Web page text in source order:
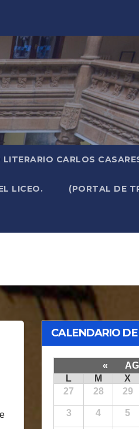
LITERARIO CARLOS
LICEO. (PORTAL DE
CALENDARIO
«
L
M X
27
28 29
3 4 5